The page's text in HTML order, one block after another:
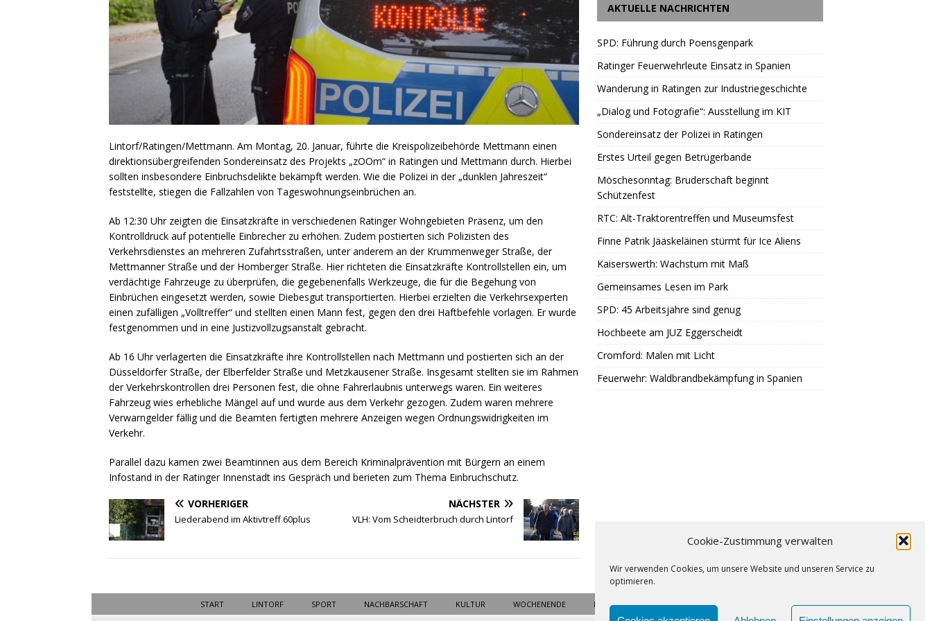
Cookie-Zustimmung verwalten
Wir verwenden Cookies, um unsere Website und unseren Service zu
optimieren.
Lintorf/Ratingen/Mettmann. Am Montag, 20. Januar, führte die Kreispolizeibehörde Mettmann einen
direktionsübergreifenden Sondereinsatz des Projekts „zOOm“ in Ratingen und Mettmann durch. Hierbei
sollten insbesondere Einbruchsdelikte bekämpft werden. Wie die Polizei in der „dunklen Jahreszeit“
feststellte, stiegen die Fallzahlen von Tageswohnungseinbrüchen an.
Ab 12:30 Uhr zeigten die Einsatzkräfte in verschiedenen Ratinger Wohngebieten Präsenz, um den
Kontrolldruck auf potentielle Einbrecher zu erhöhen. Zudem postierten sich Polizisten des
Verkehrsdienstes an mehreren Zufahrtsstraßen, unter anderem an der Krummenweger Straße, der
Mettmanner Straße und der Homberger Straße. Hier richteten die Einsatzkräfte Kontrollstellen ein, um
verdächtige Fahrzeuge zu überprüfen, die gegebenenfalls Werkzeuge, die für die Begehung von
Einbrüchen eingesetzt werden, sowie Diebesgut transportierten. Hierbei erzielten die Verkehrsexperten
einen zufälligen „Volltreffer“ und stellten einen Mann fest, gegen den drei Haftbefehle vorlagen. Er wurde
festgenommen und in eine Justizvollzugsanstalt gebracht.
Ab 16 Uhr verlagerten die Einsatzkräfte ihre Kontrollstellen nach Mettmann und postierten sich an der
Düsseldorfer Straße, der Elberfelder Straße und Metzkausener Straße. Insgesamt stellten sie im Rahmen
der Verkehrskontrollen drei Personen fest, die ohne Fahrerlaubnis unterwegs waren. Ein weiteres
Fahrzeug wies erhebliche Mängel auf und wurde aus dem Verkehr gezogen. Zudem waren mehrere
Verwarngelder fällig und die Beamten fertigten mehrere Anzeigen wegen Ordnungswidrigkeiten im
Verkehr.
Parallel dazu kamen zwei Beamtinnen aus dem Bereich Kriminalprävention mit Bürgern an einem
Infostand in der Ratinger Innenstadt ins Gespräch und berieten zum Thema Einbruchschutz.
VORHERIGER
Liederabend im Aktivtreff 60plus
NÄCHSTER
VLH: Vom Scheidterbruch durch Lintorf
AKTUELLE NACHRICHTEN
SPD: Führung durch Poensgenpark
Ratinger Feuerwehrleute Einsatz in Spanien
Wanderung in Ratingen zur Industriegeschichte
„Dialog und Fotografie“: Ausstellung im KIT
Sondereinsatz der Polizei in Ratingen
Erstes Urteil gegen Betrügerbande
Möschesonntag: Bruderschaft beginnt
Schützenfest
RTC: Alt-Traktorentreffen und Museumsfest
Finne Patrik Jääskeläinen stürmt für Ice Aliens
Kaiserswerth: Wachstum mit Maß
Gemeinsames Lesen im Park
SPD: 45 Arbeitsjahre sind genug
Hochbeete am JUZ Eggerscheidt
Cromford: Malen mit Licht
Feuerwehr: Waldbrandbekämpfung in Spanien
START LINTORF SPORT NACHBARSCHAFT KULTUR WOCHENENDE BLICKPUNKT IMPRESSUM COOKIE-RICHTLINIE (EU)